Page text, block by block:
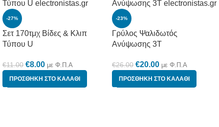
-27%
Σετ 170τμχ Βίδες & Κλιπ
Τύπου U
€11.00 €8.00 με Φ.Π.Α
ΠΡΟΣΘΉΚΗ ΣΤΟ ΚΑΛΆΘΙ
-23%
Γρύλος Ψαλιδωτός
Ανύψωσης 3Τ
€26.00 €20.00 με Φ.Π.Α
ΠΡΟΣΘΉΚΗ ΣΤΟ ΚΑΛΆΘΙ